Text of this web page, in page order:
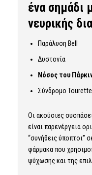
ένα σημάδι
νευρικής
Παράλυση Bell
Δυστονία
Νόσος του
Σύνδρομο Tourette
Οι ακούσιες
είναι παρενέργεια
“συνήθεις ύποπτοι”
φάρμακα που
ψύχωσης και της